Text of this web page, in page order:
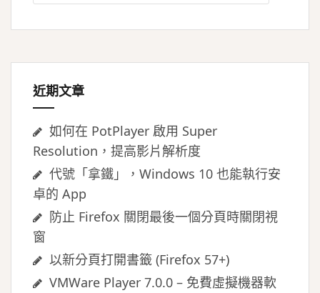
鍵
近期文章
如何在 PotPlayer 啟用 Super
Resolution，提高影片解析度
代號「拿鐵」，Windows 10 也能執行安
卓的 App
防止 Firefox 關閉最後一個分頁時關閉視
窗
以新分頁打開書籤 (Firefox 57+)
VMWare Player 7.0.0 – 免費虛擬機器軟